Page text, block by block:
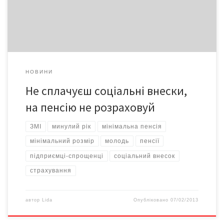
НОВИНИ
Не сплачуєш соціальні внески,
на пенсію не розраховуй
ЗМІ минулий рік мінімальна пенсія
мінімальний розмір молодь пенсії
підприємці-спрощенці соціальний внесок
страхування
автор Lida Опубліковано07/02/2013